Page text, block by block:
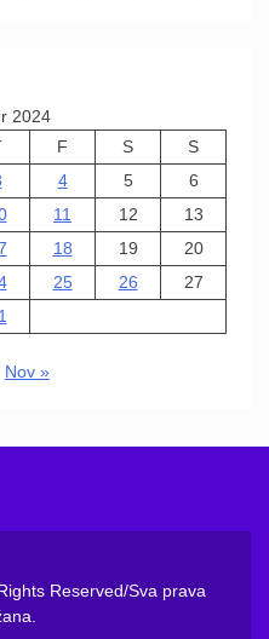
2024
F S
S
4 5
6
11 12
13
18 19
20
25 26
27
Nov »
Reserved/Sva prava